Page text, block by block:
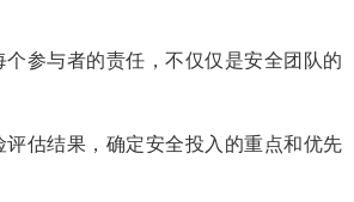
个参与者的责任，不仅仅是安全团队的
评估结果，确定安全投入的重点和优先